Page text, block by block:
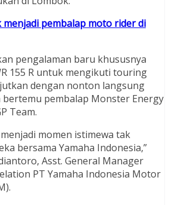
pembalap moto rider di
pengalaman baru khususnya
155 R untuk mengikuti touring
dengan nonton langsung
bertemu pembalap Monster Energy
Team.
momen istimewa tak
bersama Yamaha Indonesia,”
Asst. General Manager
PT Yamaha Indonesia Motor